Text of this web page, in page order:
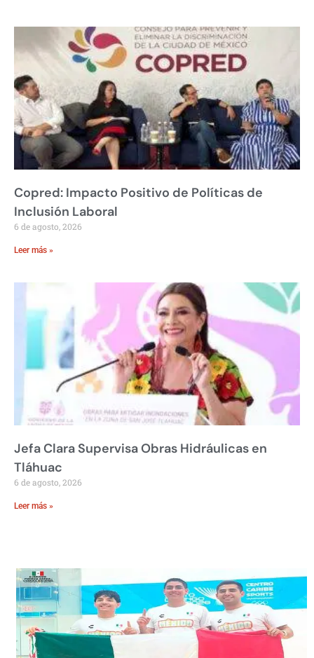
Copred: Impacto Positivo de Políticas de
Inclusión Laboral
6 de agosto, 2026
Leer más »
Jefa Clara Supervisa Obras Hidráulicas en
Tláhuac
6 de agosto, 2026
Leer más »